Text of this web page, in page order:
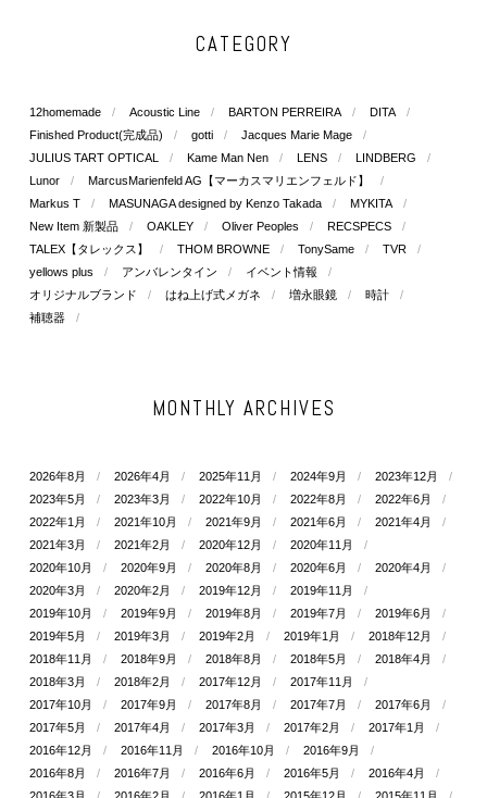
CATEGORY
12homemade Acoustic Line BARTON PERREIRA
DITA
Finished Product(完成品)
gotti
Jacques Marie Mage
JULIUS TART OPTICAL
Kame Man Nen LENS
LINDBERG
Lunor
MarcusMarienfeld AG【マーカスマリエンフェルド】
Markus T
MASUNAGA designed by Kenzo Takada
MYKITA
New Item 新製品
OAKLEY Oliver Peoples
RECSPECS
TALEX【タレックス】
THOM BROWNE TonySame
TVR
yellows plus
アンバレンタイン
イベント情報
オリジナルブランド
はね上げ式メガネ 増永眼鏡
時計
補聴器
MONTHLY ARCHIVES
2026年8月 2026年4月 2025年11月 2024年9月
2023年12月
2023年5月
2023年3月 2022年10月 2022年8月
2022年6月
2022年1月
2021年10月 2021年9月 2021年6月
2021年4月
2021年3月
2021年2月 2020年12月
2020年11月
2020年10月
2020年9月 2020年8月 2020年6月
2020年4月
2020年3月
2020年2月 2019年12月
2019年11月
2019年10月
2019年9月 2019年8月 2019年7月
2019年6月
2019年5月
2019年3月 2019年2月 2019年1月
2018年12月
2018年11月
2018年9月 2018年8月 2018年5月
2018年4月
2018年3月
2018年2月 2017年12月
2017年11月
2017年10月
2017年9月 2017年8月 2017年7月
2017年6月
2017年5月
2017年4月 2017年3月 2017年2月
2017年1月
2016年12月
2016年11月 2016年10月
2016年9月
2016年8月
2016年7月 2016年6月 2016年5月
2016年4月